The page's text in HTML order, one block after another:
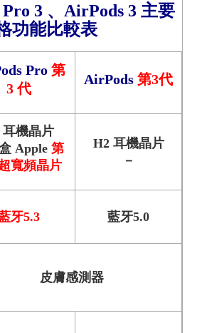
3 、 AirPods 3 主要
功能比較表
Pro第
3 代
AirPods 第3代
耳機晶片
Apple 第
寬頻晶片
H2 耳機晶片
－
牙5.3 藍牙5.0
皮膚感測器